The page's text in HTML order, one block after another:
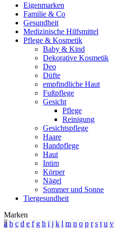
Eigenmarken
Familie & Co
Gesundheit
Medizinische Hilfsmittel
Pflege & Kosmetik
Baby & Kind
Dekorative Kosmetik
Deo
Düfte
empfindliche Haut
Fußpflege
Gesicht
Pflege
Reinigung
Gesichtspflege
Haare
Handpflege
Haut
Intim
Körper
Nägel
Sommer und Sonne
Tiergesundheit
Marken
a b c d e f g h i j k l m n o p r s t u v